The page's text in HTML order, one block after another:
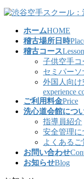
コ
ナ
ホームHOME
稽古場所日時
稽古コースLesson
子供空手コ
セミパー
外国人向け
experience
ご利用料金Price
洗心道会館につ
指導員紹介
安全管理に
よくあるご
お問い合わせ
お知らせBlog